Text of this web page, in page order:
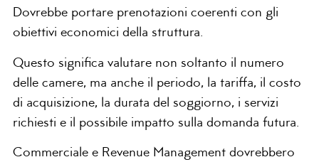
Dovrebbe portare prenotazioni coerenti con gli
obiettivi economici della struttura.
Questo significa valutare non soltanto il numero
delle camere, ma anche il periodo, la tariffa, il costo
di acquisizione, la durata del soggiorno, i servizi
richiesti e il possibile impatto sulla domanda futura.
Commerciale e Revenue Management dovrebbero